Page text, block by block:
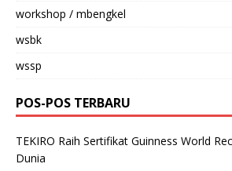
workshop / mbengkel
wsbk
wssp
POS-POS TERBARU
TEKIRO Raih Sertifikat Guinness World
Dunia